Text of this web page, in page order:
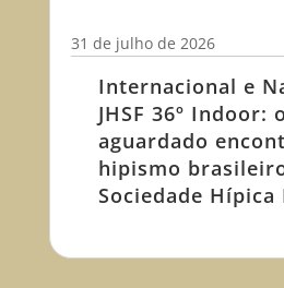
Internacional e
JHSF 36º Indoor:
aguardado
hipismo
Sociedade Hípica
31 de julho de 2026